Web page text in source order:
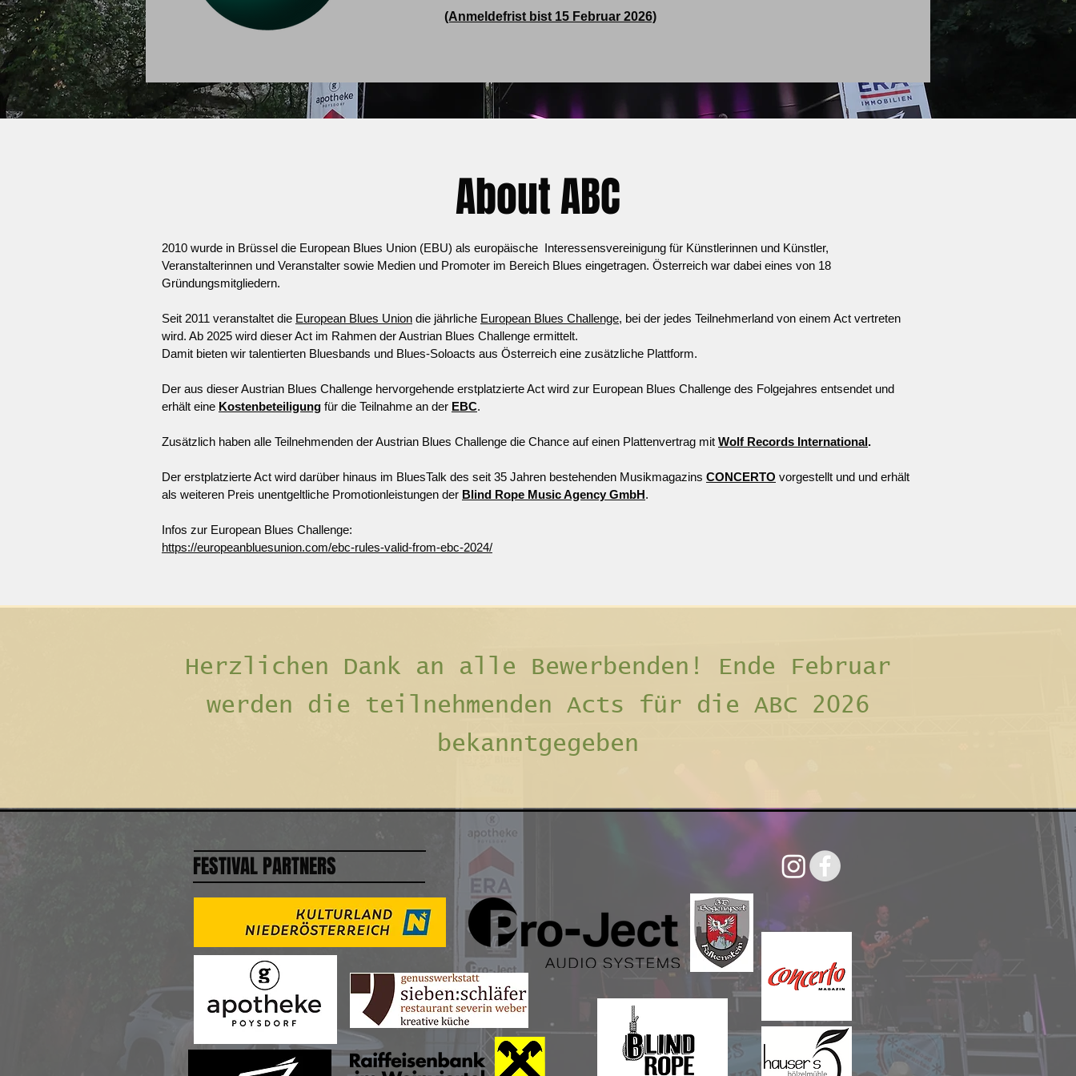
(Anmeldefrist bist 15 Februar 2026)
About ABC
2010 wurde in Brüssel die European Blues Union (EBU) als europäische Interessensvereinigung für Künstlerinnen und Künstler,
Veranstalterinnen und Veranstalter sowie Medien und Promoter im Bereich Blues eingetragen. Österreich war dabei eines von 18
Gründungsmitgliedern. ​
Seit 2011 veranstaltet die European Blues Union die jährliche European Blues Challenge, bei der jedes Teilnehmerland von einem Act vertreten
wird. Ab 2025 wird dieser Act im Rahmen der Austrian Blues Challenge ermittelt.​
Damit bieten wir talentierten Bluesbands und Blues-Soloacts aus Österreich eine zusätzliche Plattform.
Der aus dieser Austrian Blues Challenge hervorgehende erstplatzierte Act wird zur European Blues Challenge des Folgejahres entsendet und
erhält eine Kostenbeteiligung für die Teilnahme an der EBC. ​
Zusätzlich haben alle Teilnehmenden der Austrian Blues Challenge die Chance auf einen Plattenvertrag mit Wolf Records International.
Der erstplatzierte Act wird darüber hinaus im BluesTalk des seit 35 Jahren bestehenden Musikmagazins CONCERTO vorgestellt und und erhält
als weiteren Preis unentgeltliche Promotionleistungen der Blind Rope Music Agency GmbH.
Infos zur European Blues Challenge:
https://europeanbluesunion.com/ebc-rules-valid-from-ebc-2024/
Herzlichen Dank an alle Bewerbenden! Ende Februar
werden die teilnehmenden Acts für die ABC 2026
bekanntgegeben
FESTIVAL PARTNERS